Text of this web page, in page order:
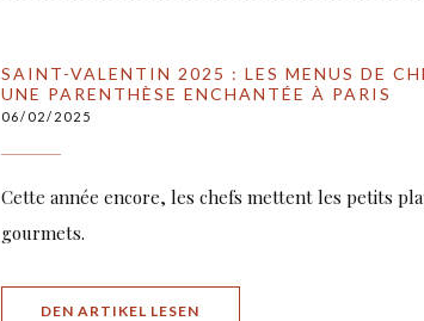
SAINT-VALENTIN 2025 : LES MENUS DE
UNE PARENTHÈSE ENCHANTÉE À PARIS
06/02/2025
Cette année encore, les chefs mettent les petits
gourmets.
DEN ARTIKEL LESEN